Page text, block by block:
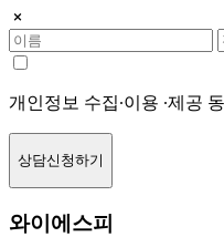
개인정보 수집∙이용 ∙제공
상담신청하기
와이에스피